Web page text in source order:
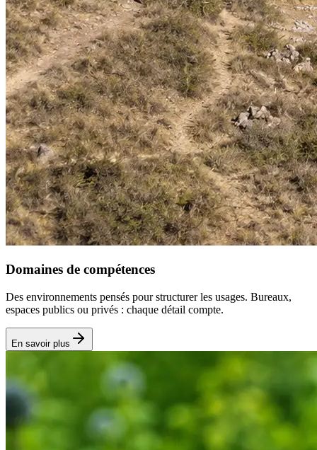
Domaines de compétences
Des environnements pensés pour structurer les usages. Bureaux,
espaces publics ou privés : chaque détail compte.
En savoir plus